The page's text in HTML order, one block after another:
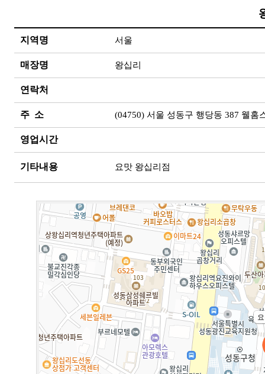
지역명 서울
매장명 왕십리
연락처
주 소 (04750) 서울 성동구 행당동 387 웰홈
영업시간
기타내용 요맛 왕십리점